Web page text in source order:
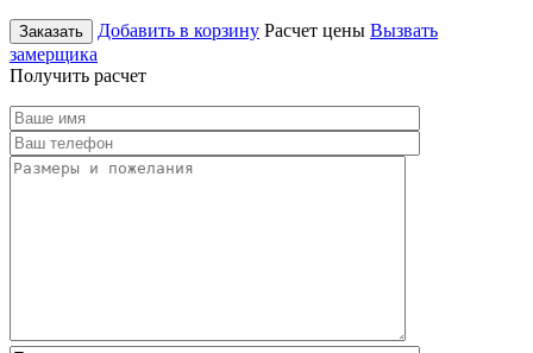
Заказать Добавить в корзину Расчет цены Вызвать
замерщика
Получить расчет